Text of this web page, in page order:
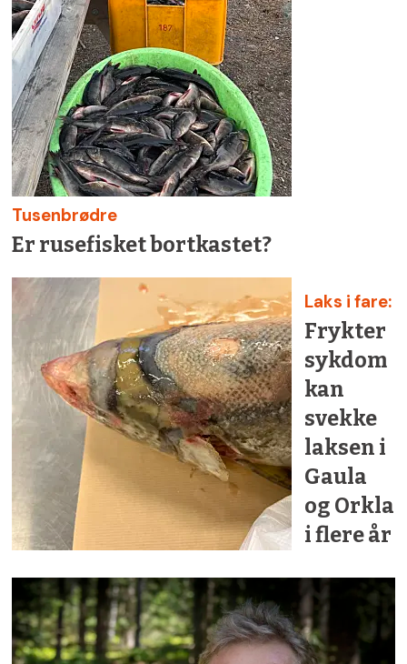
Tusenbrødre
Er rusefisket bortkastet?
Laks i fare:
Frykter
sykdom
kan
svekke
laksen i
Gaula
og Orkla
i flere år